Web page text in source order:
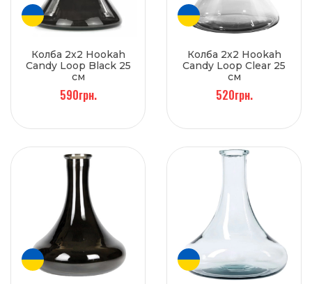
Колба 2x2 Hookah
Candy Loop Black 25
см
590грн.
Колба 2x2 Hookah
Candy Loop Clear 25
см
520грн.